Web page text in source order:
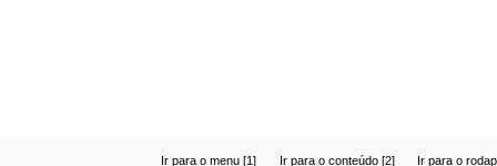
Ir para o menu [1] Ir para o conteúdo [2] Ir para o